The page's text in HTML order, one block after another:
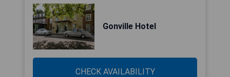
Gonville Hotel
CHECK AVAILABILITY